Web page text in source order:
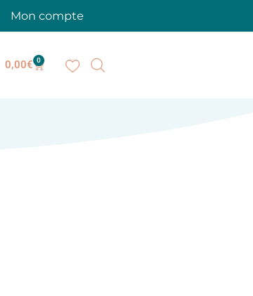
Mon compte
0,00€ 0